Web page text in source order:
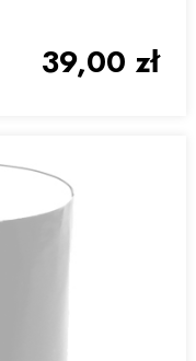
39,00 zł